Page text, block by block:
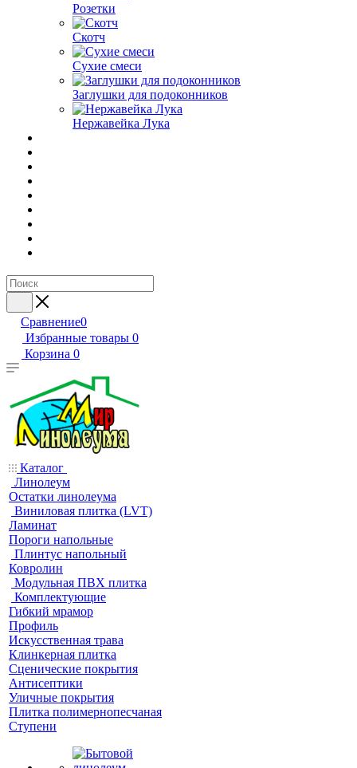
Розетки
Скотч
Сухие смеси
Заглушки для подоконников
Нержавейка Лука
Сравнение0
Избранные товары 0
Корзина 0
Каталог
Линолеум
Остатки линолеума
Виниловая плитка (LVT)
Ламинат
Пороги напольные
Плинтус напольный
Ковролин
Модульная ПВХ плитка
Комплектующие
Гибкий мрамор
Профиль
Искусственная трава
Клинкерная плитка
Сценические покрытия
Антисептики
Уличные покрытия
Плитка полимернопесчаная
Ступени